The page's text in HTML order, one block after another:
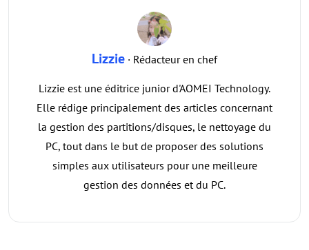
Lizzie · Rédacteur en chef
Lizzie est une éditrice junior d'AOMEI Technology.
Elle rédige principalement des articles concernant
la gestion des partitions/disques, le nettoyage du
PC, tout dans le but de proposer des solutions
simples aux utilisateurs pour une meilleure
gestion des données et du PC.